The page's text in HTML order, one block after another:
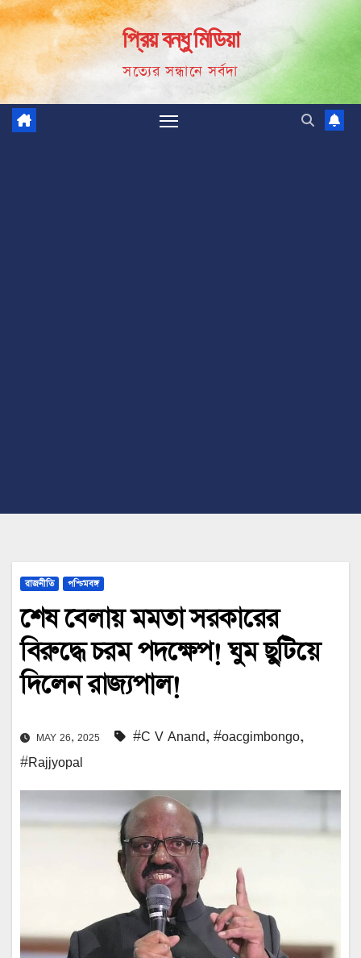
Skip
to
content
প্রিয় বন্ধু মিডিয়া
সত্যের সন্ধানে সর্বদা
রাজনীতি পশ্চিমবঙ্গ
শেষ বেলায় মমতা সরকারের
বিরুদ্ধে চরম পদক্ষেপ! ঘুম ছুটিয়ে
দিলেন রাজ্যপাল!
MAY 26, 2025 #C V Anand, #oacgimbongo,
#Rajjyopal